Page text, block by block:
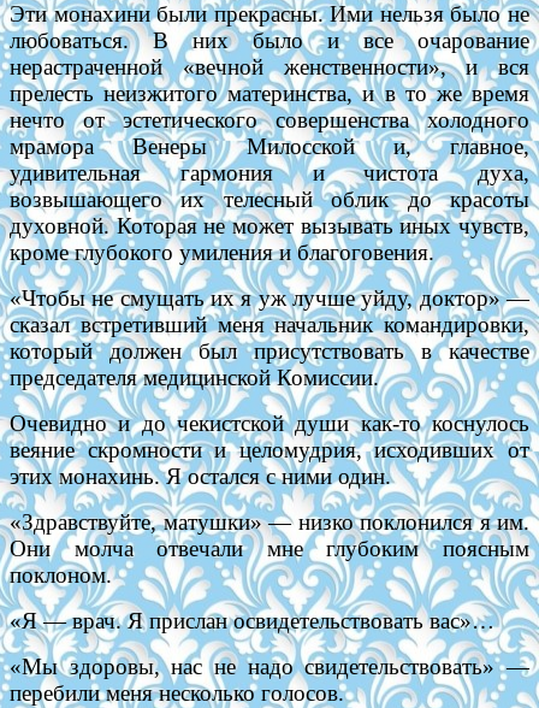
Эти монахини были прекрасны. Ими нельзя было не
любоваться. В них было и все очарование
нерастраченной «вечной женственности», и вся
прелесть неизжитого материнства, и в то же время
нечто от эстетического совершенства холодного
мрамора Венеры Милосской и, главное,
удивительная гармония и чистота духа,
возвышающего их телесный облик до красоты
духовной. Которая не может вызывать иных чувств,
кроме глубокого умиления и благоговения.
«Чтобы не смущать их я уж лучше уйду, доктор» —
сказал встретивший меня начальник командировки,
который должен был присутствовать в качестве
председателя медицинской Комиссии.
Очевидно и до чекистской души как-то коснулось
веяние скромности и целомудрия, исходивших от
этих монахинь. Я остался с ними один.
«Здравствуйте, матушки» — низко поклонился я им.
Они молча отвечали мне глубоким поясным
поклоном.
«Я — врач. Я прислан освидетельствовать вас»…
«Мы здоровы, нас не надо свидетельствовать» —
перебили меня несколько голосов.